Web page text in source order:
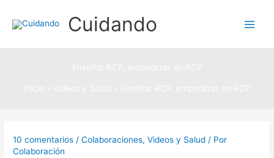
Cuidando
10 comentarios /Colaboraciones,Videos y Salud / Por
Colaboración